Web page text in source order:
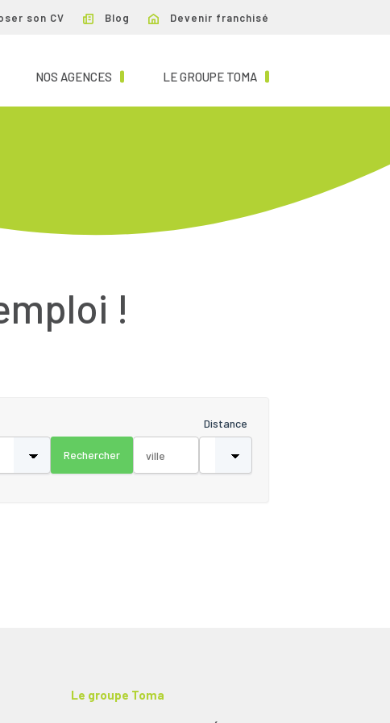
son CV Blog Devenir franchisé
NOS AGENCES (CURRENT)LE GROUPE TOMA (CURRENT)
!
Distance
Le groupe Toma